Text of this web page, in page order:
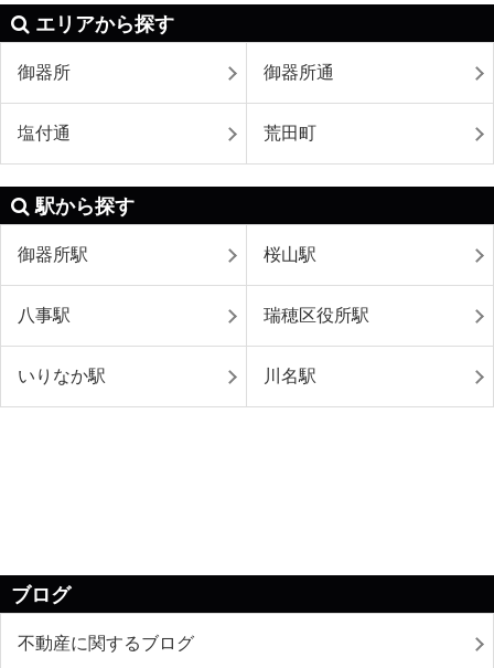
エリアから探す
御器所 御器所通
塩付通 荒田町
駅から探す
御器所駅 桜山駅
八事駅 瑞穂区役所駅
いりなか駅 川名駅
ブログ
不動産に関するブログ